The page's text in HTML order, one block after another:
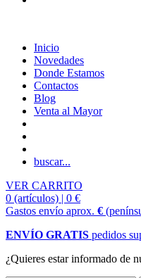
Inicio
Novedades
Donde Estamos
Contactos
Blog
Venta al Mayor
buscar...
VER CARRITO
0 (artículos) | 0 €
Gastos envío aprox. €
ENVÍO GRATIS pedidos
¿Quieres estar informado de